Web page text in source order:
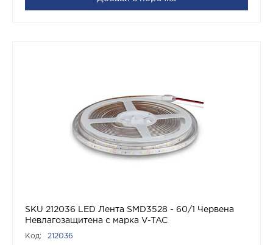
SKU 212036 LED Лента SMD3528 - 60/1 Червена
Невлагозащитена с марка V-TAC
Код: 212036